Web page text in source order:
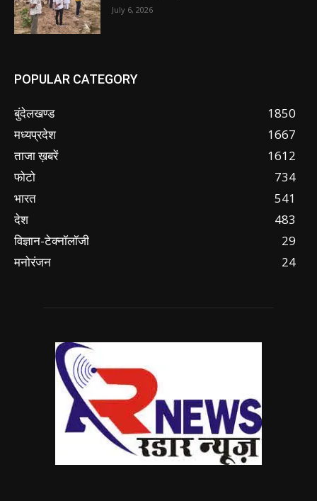
July 6, 2026
POPULAR CATEGORY
बुंदेलखण्ड
1850
मध्यप्रदेश
1667
ताजा ख़बरें
1612
फोटो
734
भारत
541
देश
483
विज्ञान-टेक्नॉलॉजी
29
मनोरंजन
24